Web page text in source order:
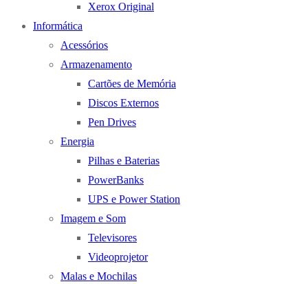
Xerox Original
Informática
Acessórios
Armazenamento
Cartões de Memória
Discos Externos
Pen Drives
Energia
Pilhas e Baterias
PowerBanks
UPS e Power Station
Imagem e Som
Televisores
Videoprojetor
Malas e Mochilas